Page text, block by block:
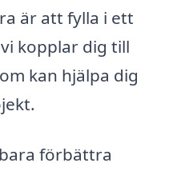
är att fylla i ett
kopplar dig till
kan hjälpa dig
förbättra